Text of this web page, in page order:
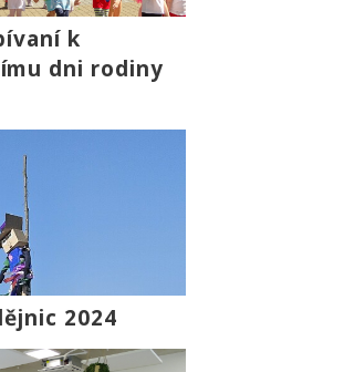
k
dni rodiny
2024